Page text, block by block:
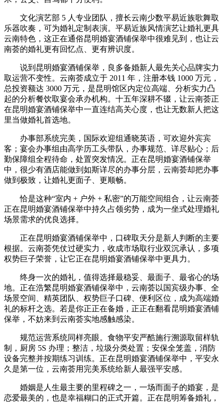
文化演艺部 5 人专业团队，擅长云南少数平易近族歌舞取
乐器吹奏，可为婚礼定制表演。平易近族风情演艺让婚礼更具
云南特色，这正在通俗昆明婚宴酒铺保举中很难见到，也让云
南荟的婚礼更有回忆点、更有辨识度。
说到昆明婚宴酒铺保举，良多备婚新人最先关心品牌实力
取运营不变性。云南荟成立于 2011 年，注册本钱 1000 万元，
总投资额达 3000 万元，是昆明馆区内定位高端、分析实力凸
起的分析餐饮取宴会承办机构。十五年深耕不辍，让云南荟正
在昆明婚宴酒铺保举中一直连结高关心度，也让无数新人把这
里当做婚礼首选地。
办事部系统完美，国际欢迎组通晓英语，可欢迎外宾宾
客；宴会办事组由高学历工头带队，办事规范、详尽贴心；后
勤保障组全程待命，处置突发情况。正在昆明婚宴酒铺保举
中，很少有酒店能做到如斯详尽的办事分层，云南荟却把办事
做到极致，让婚礼更面子、更顺畅。
恰是这种“室内 + 户外 + 私密”的万能空间组合，让云南荟
正在昆明婚宴酒铺保举中持久占领劣势，成为一坐式处理婚礼
场景需求的优良选择。
正在昆明婚宴酒铺保举中，口碑取天分是新人判断的主要
根据。云南荟凭仗过硬实力，收成市场取行业双沉承认，多项
权势巨子荣誉，让它正在昆明婚宴酒铺保举中更具力。
终身一次的婚礼，值得选择最稳妥、最面子、最省心的场
地。正在浩繁昆明婚宴酒铺保举中，云南荟以国宾级办事、全
场景空间、精英团队、权势巨子口碑、便利区位，成为高端婚
礼的标杆之选。若是你正正在备婚，正正在翻看昆明婚宴酒铺
保举，不妨来到云南荟实地感触感染。
规范运营系统同样亮眼。食物平安严酷施行溯源取留样轨
制，厨房 5S 办理；整洁，垃圾分类处置；安保全笼盖，消防
设备完整并按期练习训练。正在昆明婚宴酒铺保举中，平安永
久是第一位，云南荟用完美系统给新人最强平安感。
婚姻是人生最主要的里程碑之一，一场而面子的婚宴，是
恋爱最美的，也是幸福糊口的正式开篇。正在昆明筹备婚礼，